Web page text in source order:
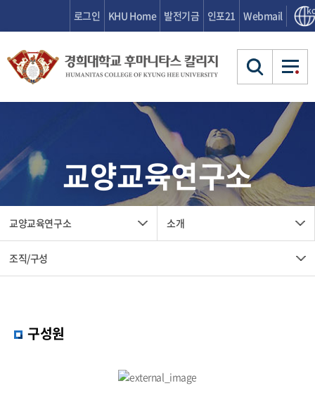
로그인 KHU Home 발전기금 인포21 Webmail
커뮤니티
커뮤니
티
공지사항 FAQ
소개
소개 교육철학과 목표
학사안내
학사안
대학생활
예술축전
지식광장
소개
커뮤니티
공지사항
자료실
교수게시판
FAQ
소개
조직 및 행정
교수소개
찾아오시는 길
학사안내
교육과정
교과목이수
학사제도
대학생활
시민교육&사회봉사
기타활동 프로그램
지식광장
교양교육연구소
교양교육연구소 소개
조직/구성
구성원